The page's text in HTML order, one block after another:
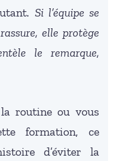
Si l’équipe se
elle protège
le remarque,
routine ou vous
formation, ce
d’éviter la